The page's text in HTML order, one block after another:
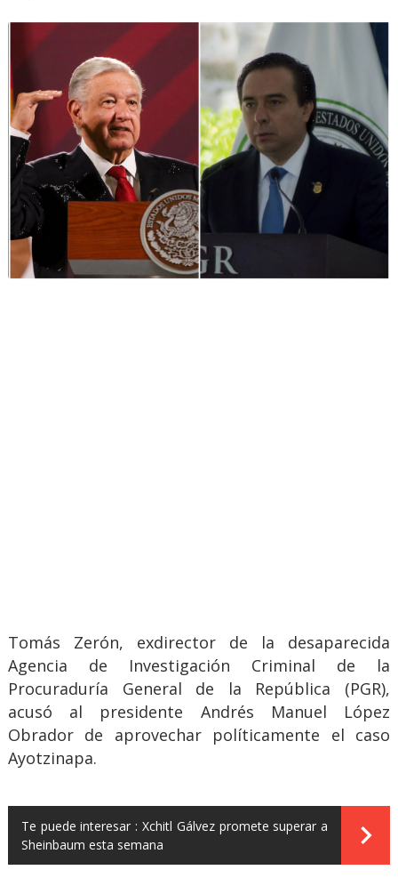
Tomás Zerón, exdirector de la desaparecida
Agencia de Investigación Criminal de la
Procuraduría General de la República (PGR),
acusó al presidente Andrés Manuel López
Obrador de aprovechar políticamente el caso
Ayotzinapa.
Te puede interesar : Xchitl Gálvez promete superar a
Sheinbaum esta semana